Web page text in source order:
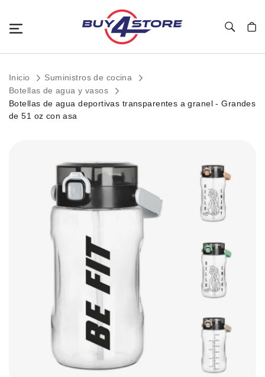
Inicio
Suministros de cocina
Botellas de agua y vasos
Botellas de agua deportivas transparentes a granel - Grandes
de 51 oz con asa